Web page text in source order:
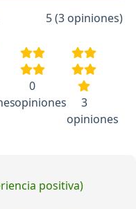
5 (3 opiniones)
0
opiniones
3
opiniones
positiva)